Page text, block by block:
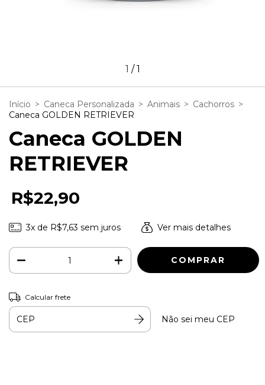
1 /1
Início > Caneca Personalizada > Animais > Cachorros >
Caneca GOLDEN RETRIEVER
Caneca GOLDEN
RETRIEVER
R$22,90
3x de R$7,63 sem juros Ver mais detalhes
Calcular frete
Não sei meu CEP